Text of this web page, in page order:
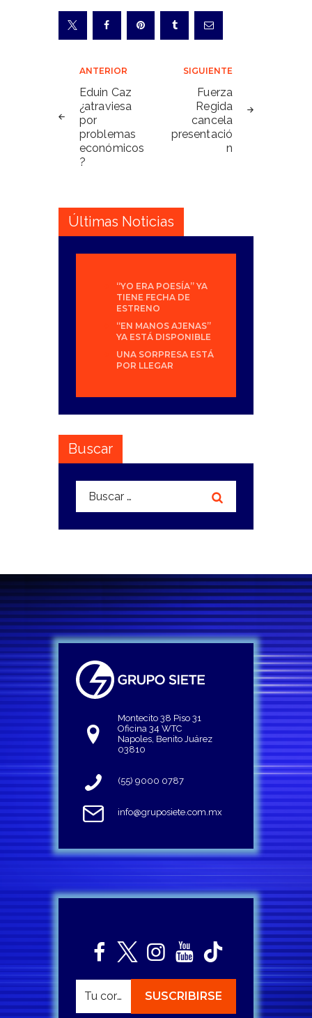
Navegación
de
entradas
ANTERIOR
Eduin Caz
¿atraviesa
por
problemas
económicos
?
SIGUIENTE
Fuerza
Regida
cancela
presentació
n
Últimas Noticias
“YO ERA POESÍA” YA
TIENE FECHA DE
ESTRENO
“EN MANOS AJENAS”
YA ESTÁ DISPONIBLE
UNA SORPRESA ESTÁ
POR LLEGAR
Buscar
Buscar:
Montecito 38 Piso 31
Oficina 34 WTC
Napoles, Benito Juárez
03810
(55) 9000 0787
info@gruposiete.com.mx